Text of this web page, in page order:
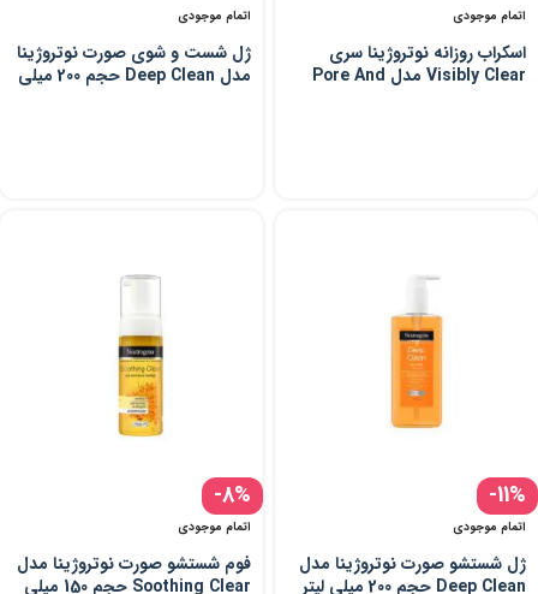
اتمام موجودی
اسکراب روزانه نوتروژینا سری
Visibly Clear مدل Pore And
اتمام موجودی
ژل شست و شوی صورت نوتروژینا
مدل Deep Clean حجم 200 میلی
-11%
اتمام موجودی
ژل شستشو صورت نوتروژینا مدل
Deep Clean حجم 200 میلی لیتر
-8%
اتمام موجودی
فوم شستشو صورت نوتروژینا مدل
Soothing Clear حجم 150 میلی